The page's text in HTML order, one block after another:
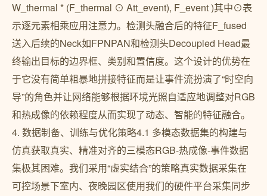
W_thermal * (F_thermal ⊙ Att_event), F_event )其中⊙表
示逐元素相乘应用注意力。检测头融合后的特征F_fused
送入后续的Neck如FPNPAN和检测头Decoupled Head最
终输出目标的边界框、类别和置信度。这个设计的优势在
于它没有简单粗暴地拼接特征而是让事件流扮演了“时空向
导”的角色并让网络能够根据环境光照自适应地调整对RGB
和热成像的依赖程度从而实现了动态、智能的特征融合。
4. 数据制备、训练与优化策略4.1 多模态数据集的构建与
仿真获取真实、精准对齐的三模态RGB-热成像-事件数据
集极其困难。我们采用“虚实结合”的策略真实数据采集在
可控场景下室内、夜晚园区使用我们的硬件平台采集同步